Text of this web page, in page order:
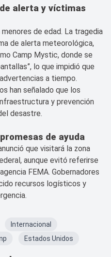
alerta y víctimas
de edad. La tragedia
de alerta meteorológica,
Camp Mystic, donde se
lo que impidió que
a tiempo.
han señalado que los
y prevención
desastre.
de ayuda
que visitará la zona
aunque evitó referirse
FEMA. Gobernadores
recursos logísticos y
Internacional
Estados Unidos